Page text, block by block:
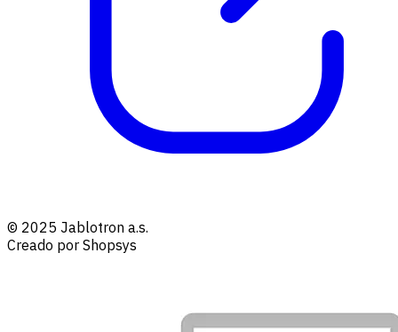
© 2025 Jablotron a.s.
Creado por Shopsys